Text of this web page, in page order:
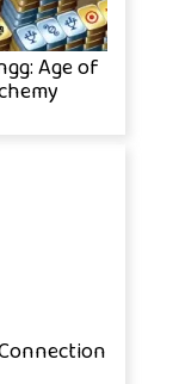
Age of